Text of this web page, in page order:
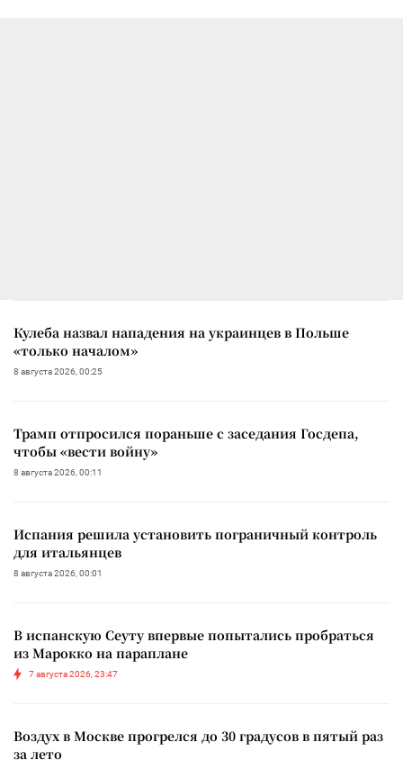
Кулеба назвал нападения на украинцев в Польше
«только началом»
8 августа 2026, 00:25
Трамп отпросился пораньше с заседания Госдепа,
чтобы «вести войну»
8 августа 2026, 00:11
Испания решила установить пограничный контроль
для итальянцев
8 августа 2026, 00:01
В испанскую Сеуту впервые попытались пробраться
из Марокко на параплане
7 августа 2026, 23:47
Воздух в Москве прогрелся до 30 градусов в пятый раз
за лето